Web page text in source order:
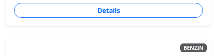
Details
BENZIN